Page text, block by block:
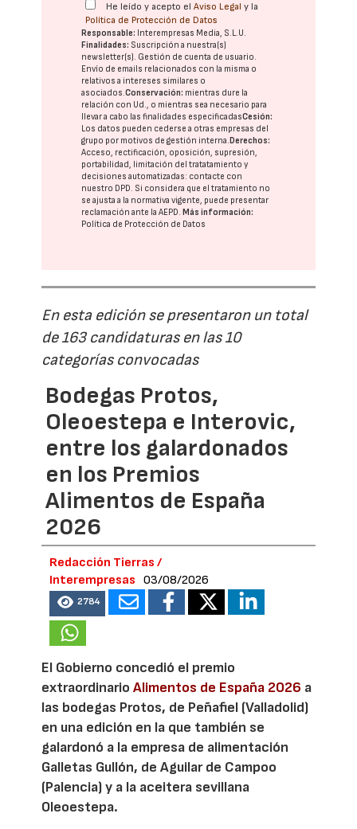
He leído y acepto elAviso Legal y la
Política de Protección de Datos
Responsable: Interempresas Media, S.L.U.
Finalidades: Suscripción a nuestra(s)
newsletter(s). Gestión de cuenta de usuario.
Envío de emails relacionados con la misma o
relativos a intereses similares o
asociados.Conservación: mientras dure la
relación con Ud., o mientras sea necesario para
llevar a cabo las finalidades especificadasCesión:
Los datos pueden cederse a otras empresas del
grupo por motivos de gestión interna. Derechos:
Acceso, rectificación, oposición, supresión,
portabilidad, limitación del tratatamiento y
decisiones automatizadas: contacte con
nuestro DPD. Si considera que el tratamiento no
se ajusta a la normativa vigente, puede presentar
reclamación ante laAEPD. Más información:
Política de Protección de Datos
En esta edición se presentaron un total
de 163 candidaturas en las 10
categorías convocadas
Bodegas Protos,
Oleoestepa e Interovic,
entre los galardonados
en los Premios
Alimentos de España
2026
Redacción Tierras /
Interempresas
03/08/2026
2784
El Gobierno concedió el premio
extraordinarioAlimentos de España 2026 a
las bodegas Protos, de Peñafiel (Valladolid)
en una edición en la que también se
galardonó a la empresa de alimentación
Galletas Gullón, de Aguilar de Campoo
(Palencia) y a la aceitera sevillana
Oleoestepa.